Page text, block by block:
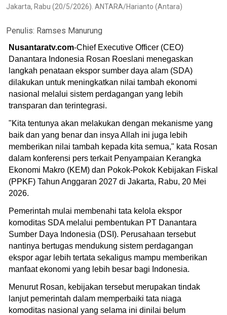
Jakarta, Rabu (20/5/2026). ANTARA/Harianto (Antara)
Penulis: Ramses Manurung
Nusantaratv.com-Chief Executive Officer (CEO)
Danantara Indonesia Rosan Roeslani menegaskan
langkah penataan ekspor sumber daya alam (SDA)
dilakukan untuk meningkatkan nilai tambah ekonomi
nasional melalui sistem perdagangan yang lebih
transparan dan terintegrasi.
"Kita tentunya akan melakukan dengan mekanisme yang
baik dan yang benar dan insya Allah ini juga lebih
memberikan nilai tambah kepada kita semua," kata Rosan
dalam konferensi pers terkait Penyampaian Kerangka
Ekonomi Makro (KEM) dan Pokok-Pokok Kebijakan Fiskal
(PPKF) Tahun Anggaran 2027 di Jakarta, Rabu, 20 Mei
2026.
Pemerintah mulai membenahi tata kelola ekspor
komoditas SDA melalui pembentukan PT Danantara
Sumber Daya Indonesia (DSI). Perusahaan tersebut
nantinya bertugas mendukung sistem perdagangan
ekspor agar lebih tertata sekaligus mampu memberikan
manfaat ekonomi yang lebih besar bagi Indonesia.
Menurut Rosan, kebijakan tersebut merupakan tindak
lanjut pemerintah dalam memperbaiki tata niaga
komoditas nasional yang selama ini dinilai belum